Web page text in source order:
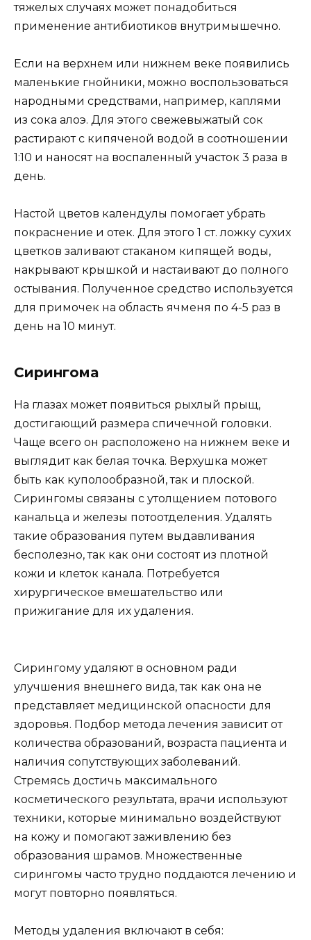
тяжелых случаях может понадобиться
применение антибиотиков внутримышечно.
Если на верхнем или нижнем веке появились
маленькие гнойники, можно воспользоваться
народными средствами, например, каплями
из сока алоэ. Для этого свежевыжатый сок
растирают с кипяченой водой в соотношении
1:10 и наносят на воспаленный участок 3 раза в
день.
Настой цветов календулы помогает убрать
покраснение и отек. Для этого 1 ст. ложку сухих
цветков заливают стаканом кипящей воды,
накрывают крышкой и настаивают до полного
остывания. Полученное средство используется
для примочек на область ячменя по 4-5 раз в
день на 10 минут.
Сирингома
На глазах может появиться рыхлый прыщ,
достигающий размера спичечной головки.
Чаще всего он расположено на нижнем веке и
выглядит как белая точка. Верхушка может
быть как куполообразной, так и плоской.
Сирингомы связаны с утолщением потового
канальца и железы потоотделения. Удалять
такие образования путем выдавливания
бесполезно, так как они состоят из плотной
кожи и клеток канала. Потребуется
хирургическое вмешательство или
прижигание для их удаления.
Сирингому удаляют в основном ради
улучшения внешнего вида, так как она не
представляет медицинской опасности для
здоровья. Подбор метода лечения зависит от
количества образований, возраста пациента и
наличия сопутствующих заболеваний.
Стремясь достичь максимального
косметического результата, врачи используют
техники, которые минимально воздействуют
на кожу и помогают заживлению без
образования шрамов. Множественные
сирингомы часто трудно поддаются лечению и
могут повторно появляться.
Методы удаления включают в себя: